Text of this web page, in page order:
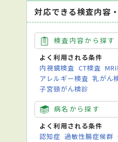
対応できる検査内容
検査内容から探す
よく利用される条件
内視鏡検査 CT検査
アレルギー検査 乳がん
子宮頸がん検診
病名から探す
よく利用される条件
認知症 過敏性腸症候群